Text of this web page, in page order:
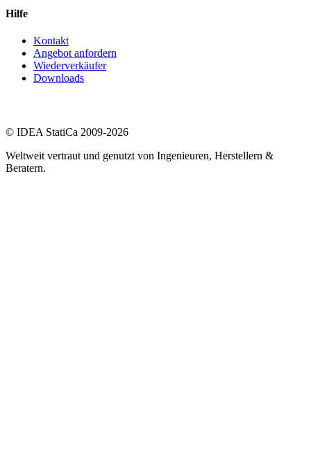
Hilfe
Kontakt
Angebot anfordern
Wiederverkäufer
Downloads
© IDEA StatiCa 2009-2026
Weltweit vertraut und genutzt von Ingenieuren, Herstellern &
Beratern.